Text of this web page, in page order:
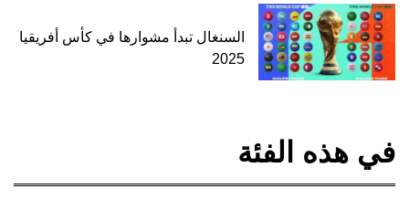
السنغال تبدأ مشوارها في كأس أفريقيا
2025
في هذه الفئة